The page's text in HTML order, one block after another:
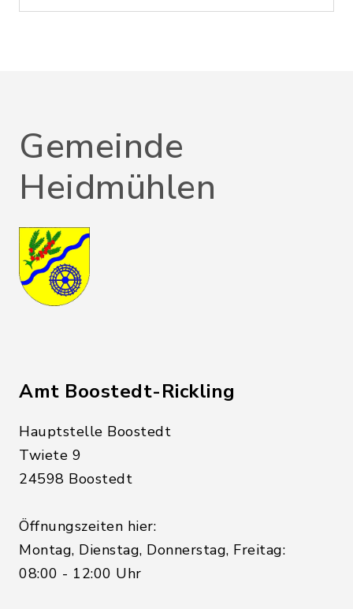
Gemeinde
Heidmühlen
Amt Boostedt-Rickling
Hauptstelle Boostedt
Twiete 9
24598 Boostedt
Öffnungszeiten hier:
Montag, Dienstag, Donnerstag, Freitag:
08:00 - 12:00 Uhr